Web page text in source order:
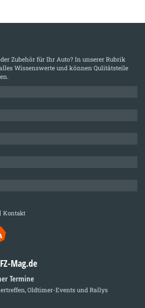
Zubehör für Ihr Auto? In unserer Rubrik
Wissenswerte und können Qulitätsteile
Kontakt
Mag.de
Termine
Oldtimer-Events und Rallys